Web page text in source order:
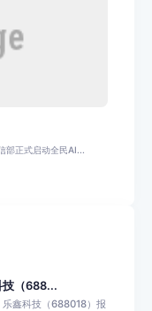
部正式启动全民AI...
技（688...
鑫科技（688018）报